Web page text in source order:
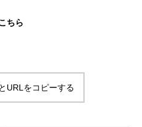
ちら
URLをコピーする